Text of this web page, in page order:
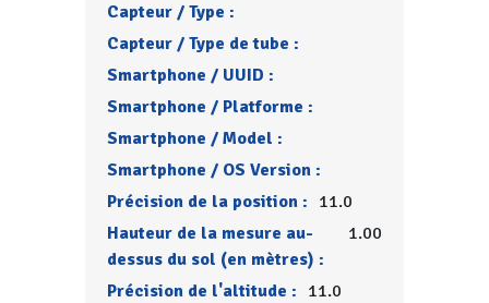
Capteur / Type :
Capteur / Type de tube :
Smartphone / UUID :
Smartphone / Platforme :
Smartphone / Model :
Smartphone / OS Version :
Précision de la position : 11.0
Hauteur de la mesure au-
dessus du sol (en mètres) :
1.00
Précision de l'altitude : 11.0